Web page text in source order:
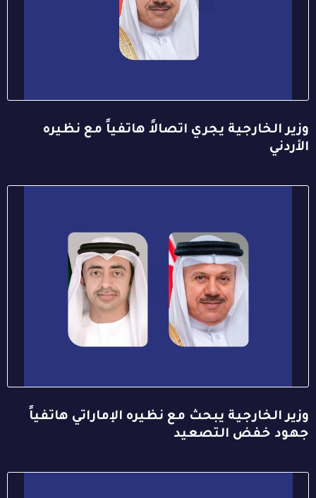
وزير الخارجية يجري اتصالاً هاتفياً مع نظيره
الأردني
وزير الخارجية يبحث مع نظيره الإماراتي هاتفياً
جهود خفض التصعيد